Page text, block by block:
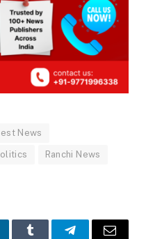
News
Ranchi News